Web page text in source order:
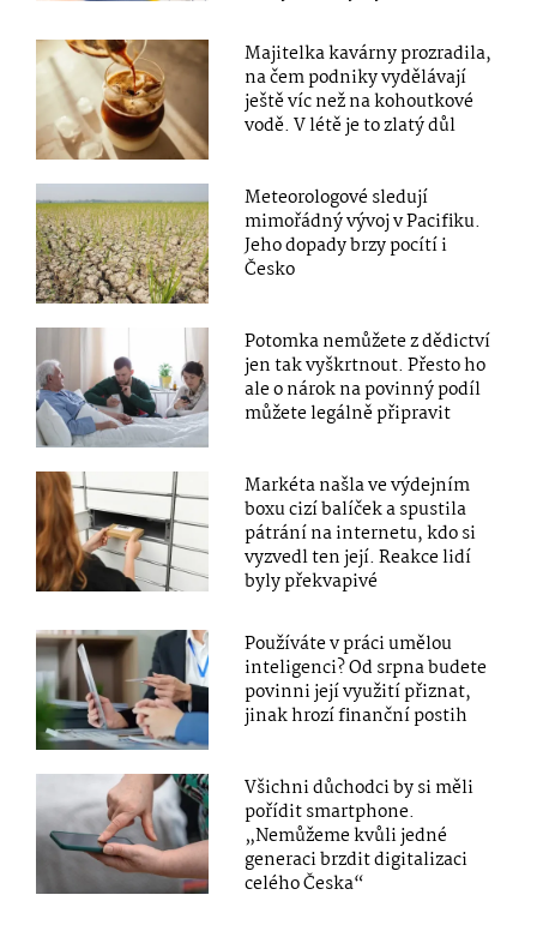
Majitelka kavárny prozradila,
na čem podniky vydělávají
ještě víc než na kohoutkové
vodě. V létě je to zlatý důl
Meteorologové sledují
mimořádný vývoj v Pacifiku.
Jeho dopady brzy pocítí i
Česko
Potomka nemůžete z dědictví
jen tak vyškrtnout. Přesto ho
ale o nárok na povinný podíl
můžete legálně připravit
Markéta našla ve výdejním
boxu cizí balíček a spustila
pátrání na internetu, kdo si
vyzvedl ten její. Reakce lidí
byly překvapivé
Používáte v práci umělou
inteligenci? Od srpna budete
povinni její využití přiznat,
jinak hrozí finanční postih
Všichni důchodci by si měli
pořídit smartphone.
„Nemůžeme kvůli jedné
generaci brzdit digitalizaci
celého Česka“